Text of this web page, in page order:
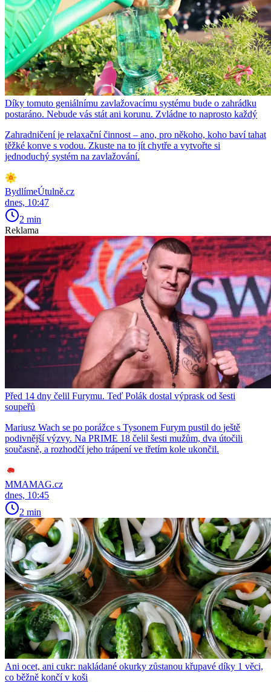
Díky tomuto geniálnímu zavlažovacímu systému bude o zahrádku
postaráno. Nebude vás stát ani korunu. Zvládne to naprosto každý
Zahradničení je relaxační činnost – ano, pro někoho, koho baví tahat
těžké konve s vodou. Zkuste na to jít chytře a vytvořte si
jednoduchý systém na zavlažování.
BydlímeÚtulně.cz
dnes, 10:47
2 min
Reklama
Před 14 dny čelil Furymu. Teď Polák dostal výprask od šesti
soupeřů
Mariusz Wach se po porážce s Tysonem Furym pustil do ještě
podivnější výzvy. Na PRIME 18 čelil šesti mužům, dva útočili
současně, a rozhodčí jeho trápení ve třetím kole ukončil.
MMAMAG.cz
dnes, 10:45
2 min
Ani ocet, ani cukr: nakládané okurky zůstanou křupavé díky 1 věci,
co běžně končí v koši